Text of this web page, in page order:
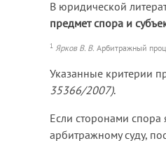
В юридической
предмет спора и
1 Ярков В. В. Арбитражный
Указанные критерии
35366/2007).
Если сторонами спора
арбитражному суду,